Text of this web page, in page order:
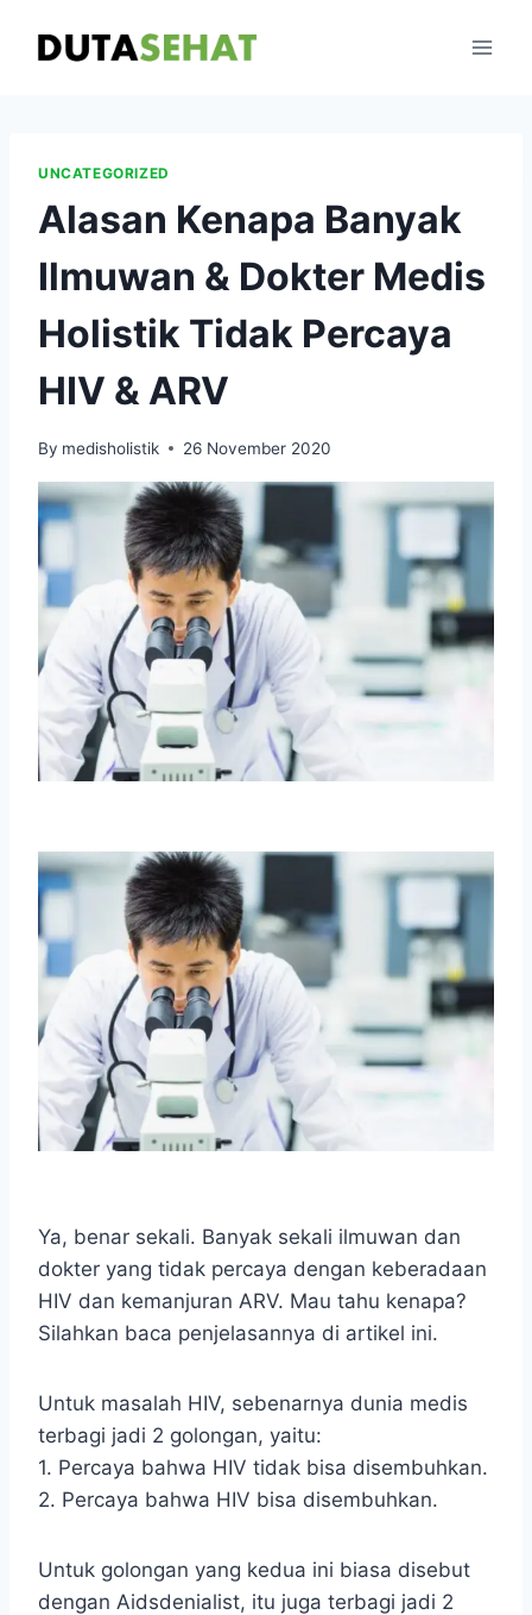
UNCATEGORIZED
Alasan Kenapa Banyak
Ilmuwan & Dokter Medis
Holistik Tidak Percaya
HIV & ARV
By medisholistik 26 November 2020
Ya, benar sekali. Banyak sekali ilmuwan dan
dokter yang tidak percaya dengan keberadaan
HIV dan kemanjuran ARV. Mau tahu kenapa?
Silahkan baca penjelasannya di artikel ini.
Untuk masalah HIV, sebenarnya dunia medis
terbagi jadi 2 golongan, yaitu:
1. Percaya bahwa HIV tidak bisa disembuhkan.
2. Percaya bahwa HIV bisa disembuhkan.
Untuk golongan yang kedua ini biasa disebut
dengan Aidsdenialist, itu juga terbagi jadi 2